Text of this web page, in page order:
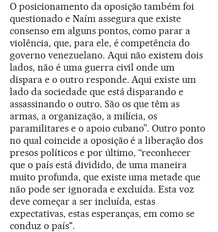
O posicionamento da oposição também foi
questionado e Naím assegura que existe
consenso em alguns pontos, como parar a
violência, que, para ele, é competência do
governo venezuelano. Aqui não existem dois
lados, não é uma guerra civil onde um
dispara e o outro responde. Aqui existe um
lado da sociedade que está disparando e
assassinando o outro. São os que têm as
armas, a organização, a milícia, os
paramilitares e o apoio cubano”. Outro ponto
no qual coincide a oposição é a liberação dos
presos políticos e por último, “reconhecer
que o país está dividido, de uma maneira
muito profunda, que existe uma metade que
não pode ser ignorada e excluída. Esta voz
deve começar a ser incluída, estas
expectativas, estas esperanças, em como se
conduz o país".